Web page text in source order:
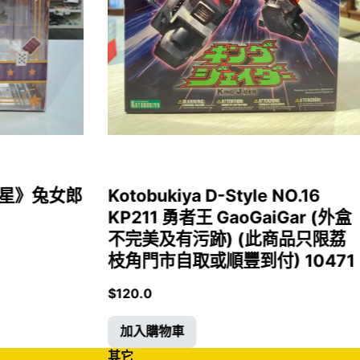
》兔女郎
Kotobukiya D-Style NO.16
KP211 勇者王 GaoGaiGar (外盒
不完美及有污跡) (此商品只限荔
枝角門市自取或順豐到付) 10471
$120.0
加入購物車
其它